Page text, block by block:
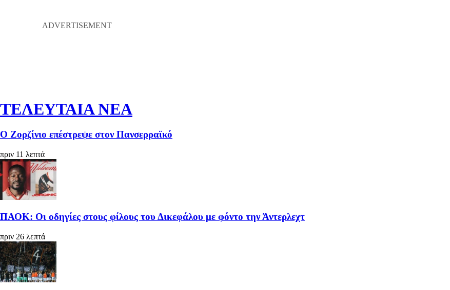
ΤΕΛΕΥΤΑΙΑ ΝΕΑ
Ο Ζορζίνιο επέστρεψε στον Πανσερραϊκό
πριν 11 λεπτά
ΠΑΟΚ: Οι οδηγίες στους φίλους του Δικεφάλου με φόντο την Άντερλεχτ
πριν 26 λεπτά